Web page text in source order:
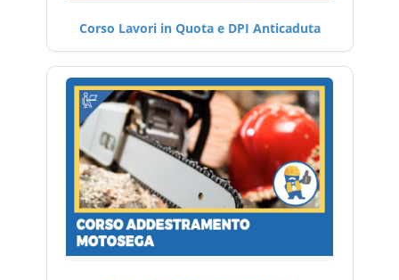
Corso Lavori in Quota e DPI Anticaduta